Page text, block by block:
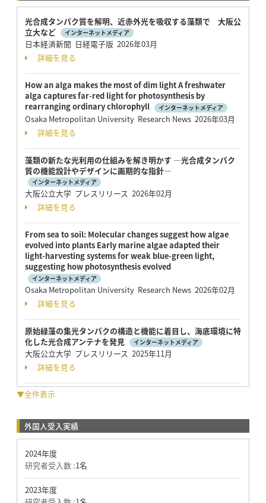
光合成タンパク質を解明、近赤外光を吸収する藻類で 大阪公
立大など
インターネットメディア
日本経済新聞 日経電子版 2026年03月
詳細を見る
How an alga makes the most of dim light A freshwater
alga captures far-red light for photosynthesis by
rearranging ordinary chlorophyll
インターネットメディア
Osaka Metropolitan University Research News 2026年03月
詳細を見る
藻類の新たな光利用の仕組みを解き明かす ―光合成タンパク
質の機能設計やデザインに画期的な指針―
インターネットメディア
大阪公立大学 プレスリリース 2026年02月
詳細を見る
From sea to soil: Molecular changes suggest how algae
evolved into plants Early marine algae adapted their
light-harvesting systems for weak blue-green light,
suggesting how photosynthesis evolved
インターネットメディア
Osaka Metropolitan University Research News 2026年02月
詳細を見る
原始緑藻の集光タンパクの構造と機能に着目し、海底環境に特
化した光合成アンテナを発見
インターネットメディア
大阪公立大学 プレスリリース 2025年11月
詳細を見る
▼全件表示
外国人受入実績
2024年度
研究者受入数 :1名
2023年度